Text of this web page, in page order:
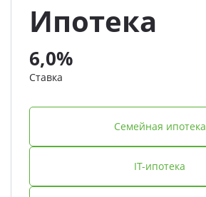
Ипотека
6,0%
Ставка
Семейная ипотека
IT-ипотека